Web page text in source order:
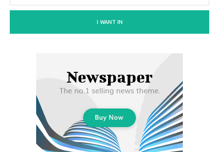
I WANT IN